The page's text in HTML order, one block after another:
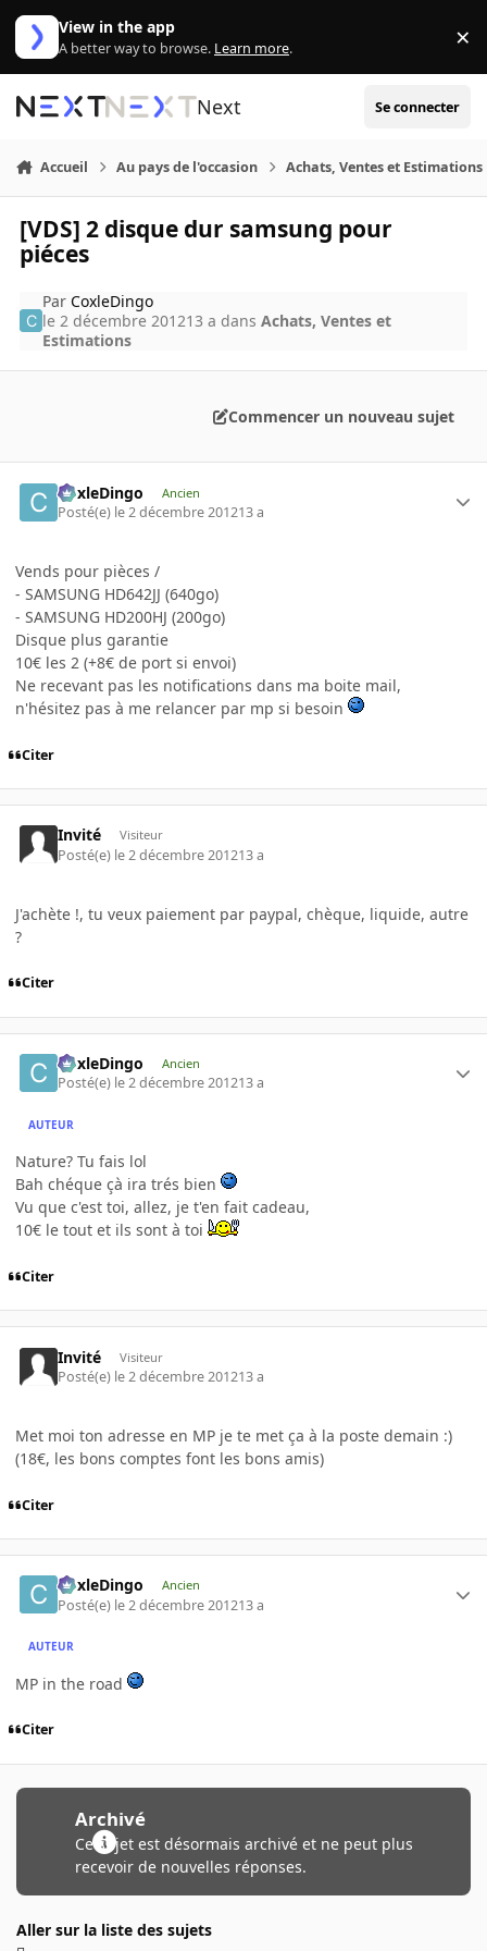
Aller au contenu
View in the app
A better way to browse. Learn more. ×
Next Se connecter
Accueil Au pays de l'occasion Achats, Ventes et Estimations
[VDS] 2 disque dur samsung pour
piéces
ParCoxleDingo
le 2 décembre 201213 a dansAchats, Ventes et
Estimations
Commencer un nouveau sujet
CoxleDingo Ancien
Posté(e) le 2 décembre 201213 a
Vends pour pièces /
- SAMSUNG HD642JJ (640go)
- SAMSUNG HD200HJ (200go)
Disque plus garantie
10€ les 2 (+8€ de port si envoi)
Ne recevant pas les notifications dans ma boite mail,
n'hésitez pas à me relancer par mp si besoin
Citer
Invité Visiteur
Posté(e) le 2 décembre 201213 a
J'achète !, tu veux paiement par paypal, chèque, liquide, autre
?
Citer
CoxleDingo Ancien
Posté(e) le 2 décembre 201213 a
AUTEUR
Nature? Tu fais lol
Bah chéque çà ira trés bien
Vu que c'est toi, allez, je t'en fait cadeau,
10€ le tout et ils sont à toi
Citer
Invité Visiteur
Posté(e) le 2 décembre 201213 a
Met moi ton adresse en MP je te met ça à la poste demain :)
(18€, les bons comptes font les bons amis)
Citer
CoxleDingo Ancien
Posté(e) le 2 décembre 201213 a
AUTEUR
MP in the road
Citer
Archivé
Ce sujet est désormais archivé et ne peut plus
recevoir de nouvelles réponses.
Aller sur la liste des sujets